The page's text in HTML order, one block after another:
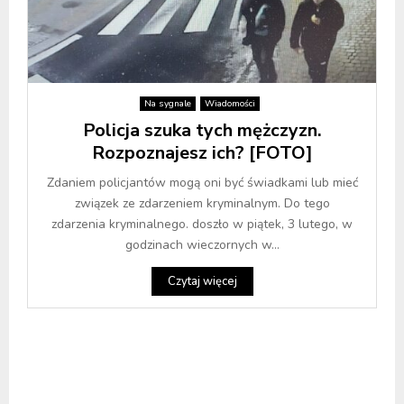
Na sygnale Wiadomości
Policja szuka tych mężczyzn.
Rozpoznajesz ich? [FOTO]
Zdaniem policjantów mogą oni być świadkami lub mieć
związek ze zdarzeniem kryminalnym. Do tego
zdarzenia kryminalnego. doszło w piątek, 3 lutego, w
godzinach wieczornych w...
Czytaj więcej